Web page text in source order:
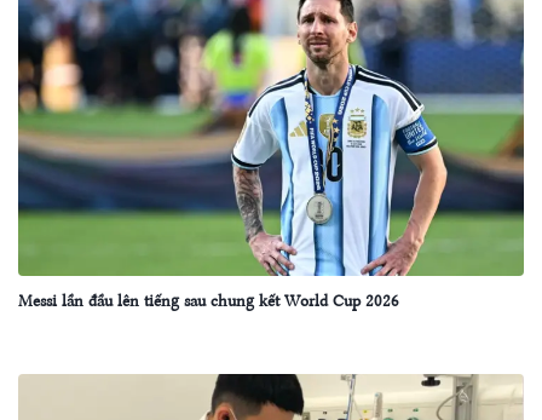
Messi lần đầu lên tiếng sau chung kết World Cup 2026